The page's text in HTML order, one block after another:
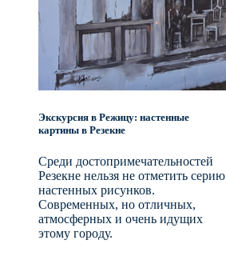
Экскурсия в Режицу: настенные
картины в Резекне
Среди достопримечательностей
Резекне нельзя не отметить серию
настенных рисунков.
Современных, но отличных,
атмосферных и очень идущих
этому городу.